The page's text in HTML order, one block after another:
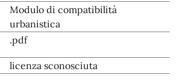
Modulo di compatibilità
urbanistica
.pdf
licenza sconosciuta